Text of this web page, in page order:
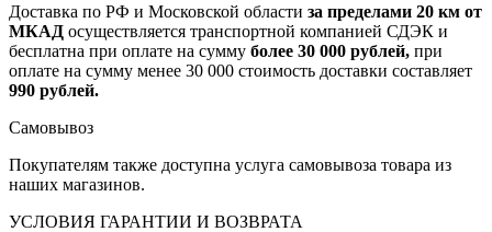
Доставка по РФ и Московской области за пределами 20 км от
МКАД осуществляется транспортной компанией СДЭК и
бесплатна при оплате на сумму более 30 000 рублей, при
оплате на сумму менее 30 000 стоимость доставки составляет
990 рублей.
Самовывоз
Покупателям также доступна услуга самовывоза товара из
наших магазинов.
УСЛОВИЯ ГАРАНТИИ И ВОЗВРАТА